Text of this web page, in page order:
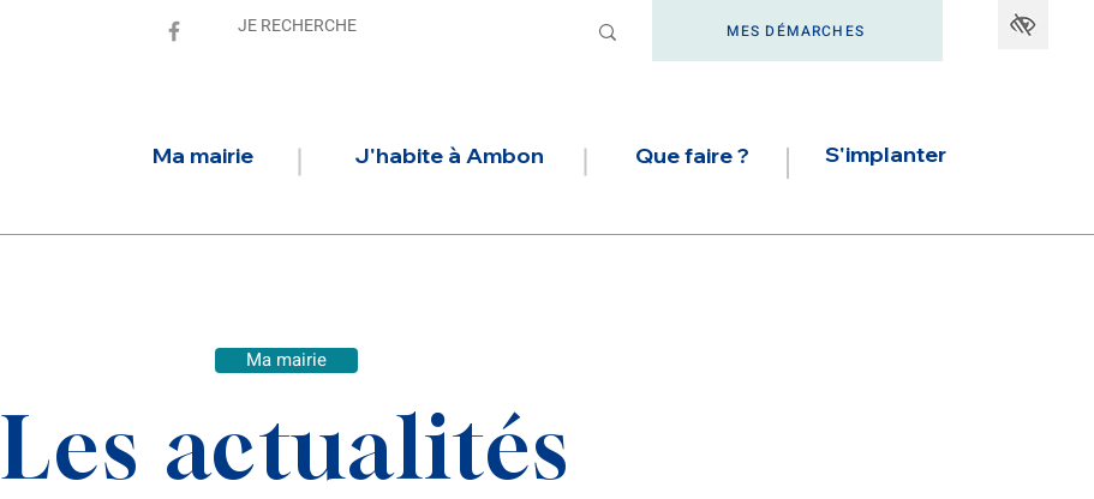
MES DÉMARCHES
Ma mairie J'habite à Ambon Que faire ? S'implanter
Ma mairie
Les actualités